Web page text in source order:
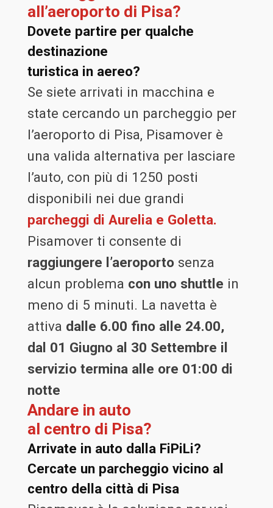
all’aeroporto di Pisa?
Dovete partire per qualche
destinazione
turistica in aereo?
Se siete arrivati in macchina e
state cercando un parcheggio per
l’aeroporto di Pisa, Pisamover è
una valida alternativa per lasciare
l’auto, con più di 1250 posti
disponibili nei due grandi
parcheggi di Aurelia e Goletta.
Pisamover ti consente di
raggiungere l’aeroporto senza
alcun problema con uno shuttle in
meno di 5 minuti. La navetta è
attiva dalle 6.00 fino alle 24.00,
dal 01 Giugno al 30 Settembre il
servizio termina alle ore 01:00 di
notte
Andare in auto
al centro di Pisa?
Arrivate in auto dalla FiPiLi?
Cercate un parcheggio vicino al
centro della città di Pisa